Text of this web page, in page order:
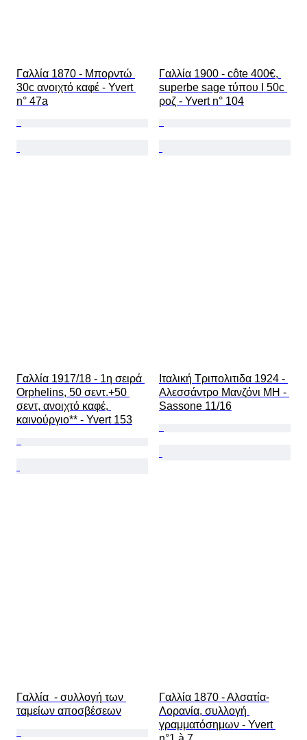
Γαλλία 1870 - Μπορντώ
30c ανοιχτό καφέ - Yvert
n° 47a
Γαλλία 1900 - côte 400€,
superbe sage τύπου I 50c
ροζ - Yvert n° 104
Γαλλία 1917/18 - 1η σειρά
Orphelins, 50 σεντ.+50
σεντ, ανοιχτό καφέ,
καινούργιο** - Yvert 153
Ιταλική Τριπολιτιδα 1924 -
Αλεσσάντρο Μανζόνι MH -
Sassone 11/16
Γαλλία  - συλλογή των
ταμείων αποσβέσεων
Γαλλία 1870 - Αλσατία-
Λορανία, συλλογή
γραμματόσημων - Yvert